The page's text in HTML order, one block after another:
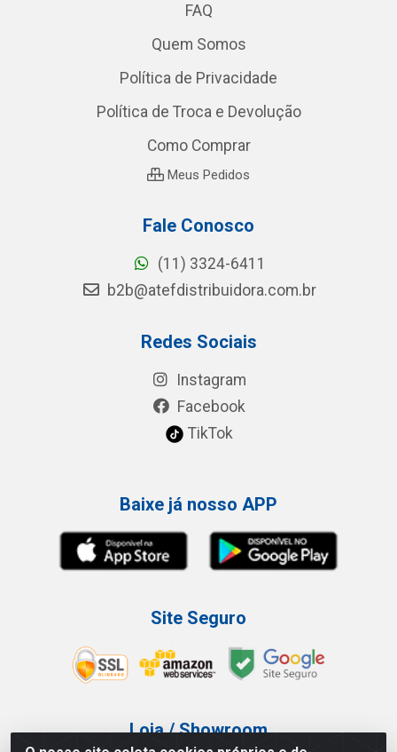
FAQ
Quem Somos
Política de Privacidade
Política de Troca e Devolução
Como Comprar
Meus Pedidos
Fale Conosco
(11) 3324-6411
b2b@atefdistribuidora.com.br
Redes Sociais
Instagram
Facebook
TikTok
Baixe já nosso APP
Site Seguro
Loja / Showroom